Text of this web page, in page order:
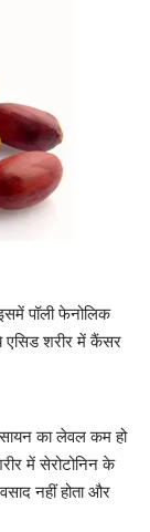
पॉली फेनोलिक
एसिड शरीर में कैंसर
का लेवल कम हो
में सेरोटोनिन के
नहीं होता और